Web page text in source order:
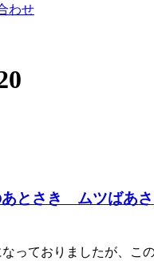
わせ
とさき ムツばあさ
なっておりましたが、こ